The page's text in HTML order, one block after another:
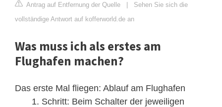
Antrag auf Entfernung der Quelle | Sehen Sie sich die
vollständige Antwort auf kofferworld.de an
Was muss ich als erstes am
Flughafen machen?
Das erste Mal fliegen: Ablauf am Flughafen
Schritt: Beim Schalter der jeweiligen